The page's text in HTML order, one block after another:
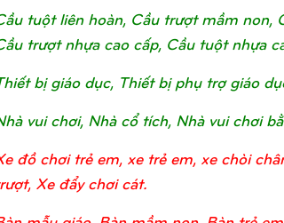
tuột liên hoàn, Cầu trượt mầm
trượt nhựa cao cấp, Cầu tuột nhựa
bị giáo dục, Thiết bị phụ trợ giáo
vui chơi, Nhà cổ tích, Nhà vui chơi
đồ chơi trẻ em, xe trẻ em, xe chòi
Xe đẩy chơi cát.